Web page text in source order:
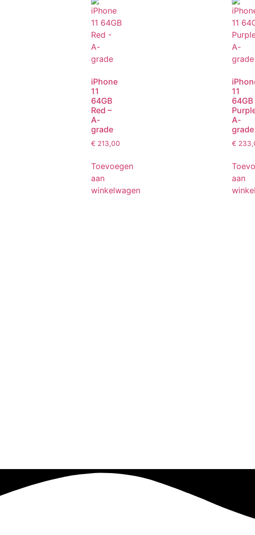
iPhone
11
64GB
Red –
A-
grade
€ 213,00
Toevoegen
aan
winkelwagen
11
64GB
A-
grade
€
aan